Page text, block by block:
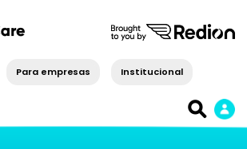
Para empresas Institucional